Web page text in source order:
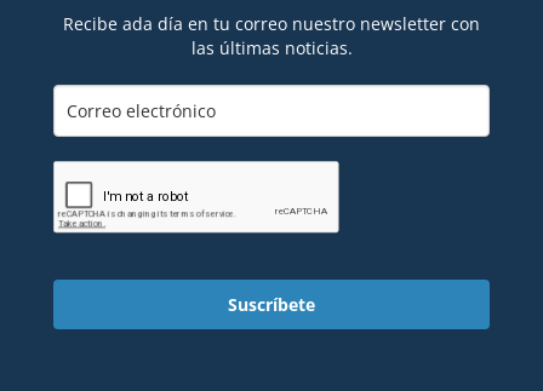
Recibe ada día en tu correo nuestro newsletter con
las últimas noticias.
Suscríbete